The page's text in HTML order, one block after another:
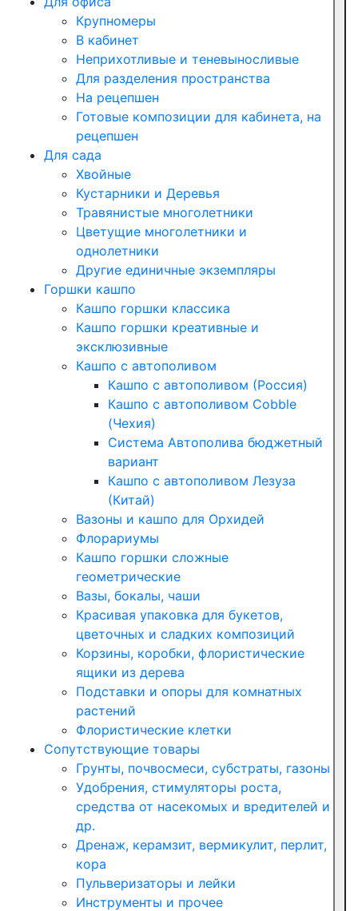
Крупномеры
В кабинет
Неприхотливые и теневыносливые
Для разделения пространства
На рецепшен
Готовые композиции для кабинета, на
рецепшен
Для сада
Хвойные
Кустарники и Деревья
Травянистые многолетники
Цветущие многолетники и
однолетники
Другие единичные экземпляры
Горшки кашпо
Кашпо горшки классика
Кашпо горшки креативные и
эксклюзивные
Кашпо с автополивом
Кашпо с автополивом (Россия)
Кашпо с автополивом Cobble
(Чехия)
Система Автополива бюджетный
вариант
Кашпо с автополивом Лезуза
(Китай)
Вазоны и кашпо для Орхидей
Флорариумы
Кашпо горшки сложные
геометрические
Вазы, бокалы, чаши
Красивая упаковка для букетов,
цветочных и сладких композиций
Корзины, коробки, флористические
ящики из дерева
Подставки и опоры для комнатных
растений
Флористические клетки
Сопутствующие товары
Грунты, почвосмеси, субстраты, газоны
Удобрения, стимуляторы роста,
средства от насекомых и вредителей и
др.
Дренаж, керамзит, вермикулит, перлит,
кора
Пульверизаторы и лейки
Инструменты и прочее